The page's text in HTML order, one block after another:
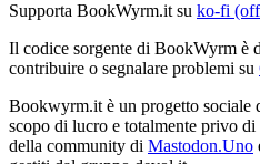
Supporta BookWyrm.it su ko-fi
Il codice sorgente di BookWyrm è
contribuire o segnalare problemi su
Bookwyrm.it è un progetto sociale
scopo di lucro e totalmente privo
della community di Mastodon.Uno